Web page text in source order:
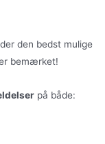
den bedst mulige
bemærket!
på både: